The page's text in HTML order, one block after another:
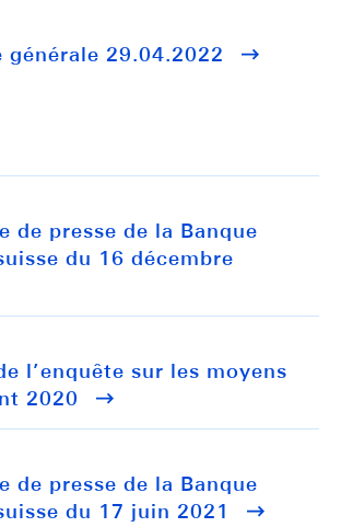
générale 29.04.2022
de presse de la Banque
du 16 décembre
l’enquête sur les moyens
2020
de presse de la Banque
du 17 juin 2021